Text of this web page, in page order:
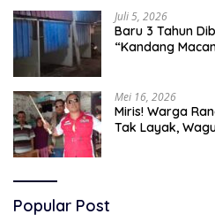
Juli 5, 2026
Baru 3 Tahun
“Kandang
Mei 16, 2026
Miris! Warga
Tak Layak,
Popular Post